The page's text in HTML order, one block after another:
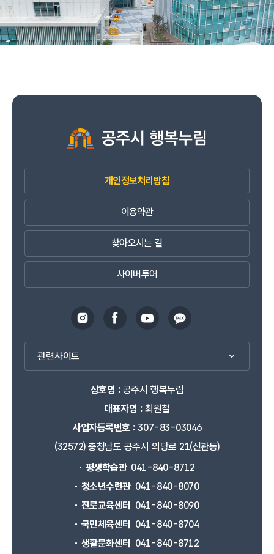
개인정보처리방침
이용약관
찾아오시는 길
사이버투어
관련사이트
상호명 :공주시 행복누림
대표자명 :최원철
사업자등록번호 :307-83-03046
(32572) 충청남도 공주시 의당로 21(신관동)
평생학습관 041-840-8712
청소년수련관 041-840-8070
진로교육센터
041-840-8090
국민체육센터
041-840-8704
생활문화센터
041-840-8712